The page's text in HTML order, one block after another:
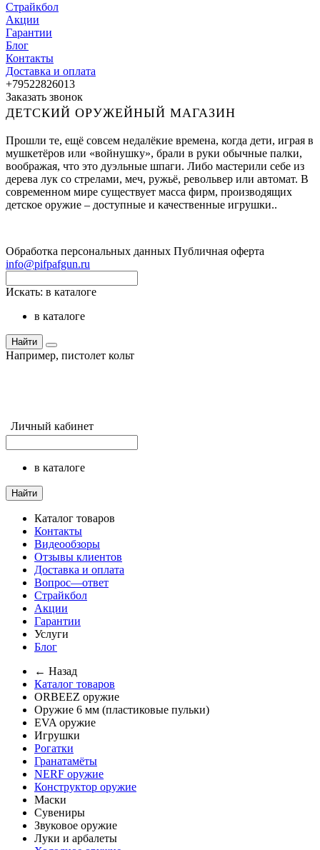
Страйкбол
Акции
Гарантии
Блог
Контакты
Доставка и оплата
+79522826013
Заказать звонок
ДЕТСКИЙ ОРУЖЕЙНЫЙ МАГАЗИН
Прошли те, ещё совсем недалёкие времена, когда дети, играя в
мушкетёров или «войнушку», брали в руки обычные палки,
воображая, что это дуэльные шпаги. Либо мастерили себе из
дерева лук со стрелами, меч, ружьё, револьвер или автомат. В
современном мире существует масса фирм, производящих
детское оружие – доступные и качественные игрушки..
Обработка персональных данных Публичная оферта
info@pifpafgun.ru
Искать: в каталоге
в каталоге
Найти
Например, пистолет кольт
Личный кабинет
в каталоге
Найти
Каталог товаров
Контакты
Видеообзоры
Отзывы клиентов
Доставка и оплата
Вопрос—ответ
Страйкбол
Акции
Гарантии
Услуги
Блог
← Назад
Каталог товаров
ORBEEZ оружие
Оружие 6 мм (пластиковые пульки)
EVA оружие
Игрушки
Рогатки
Гранатамёты
NERF оружие
Конструктор оружие
Маски
Сувениры
Звуковое оружие
Луки и арбалеты